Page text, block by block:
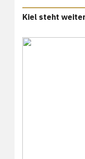
Kiel steht